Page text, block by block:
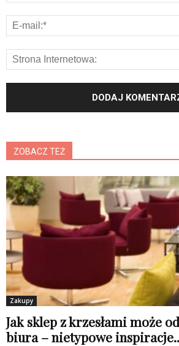
ZOBACZ TEŻ
Zakupy
Jak sklep z krzesłami może
biura – nietypowe